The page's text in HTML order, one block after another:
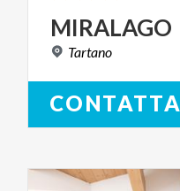
MIRALAGO
Tartano
CONTATTA